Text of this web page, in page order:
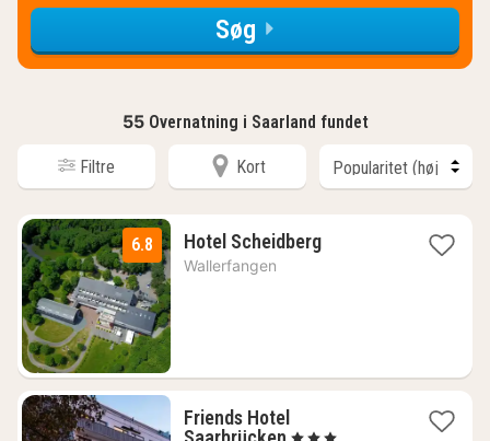
Søg
55 Overnatning i Saarland fundet
Filtre Kort
6.8 Hotel Scheidberg1
Wallerfangen
Friends Hotel
1
, 3 Stjerner